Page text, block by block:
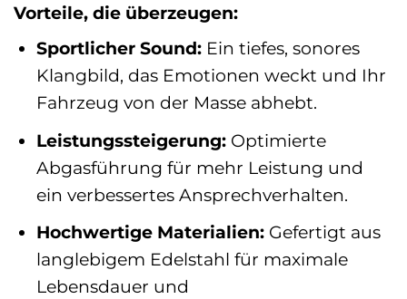
Vorteile, die überzeugen:
Sportlicher Sound:Ein tiefes, sonores
Klangbild, das Emotionen weckt und Ihr
Fahrzeug von der Masse abhebt.
Leistungssteigerung:Optimierte
Abgasführung für mehr Leistung und
ein verbessertes Ansprechverhalten.
Hochwertige Materialien:Gefertigt aus
langlebigem Edelstahl für maximale
Lebensdauer und